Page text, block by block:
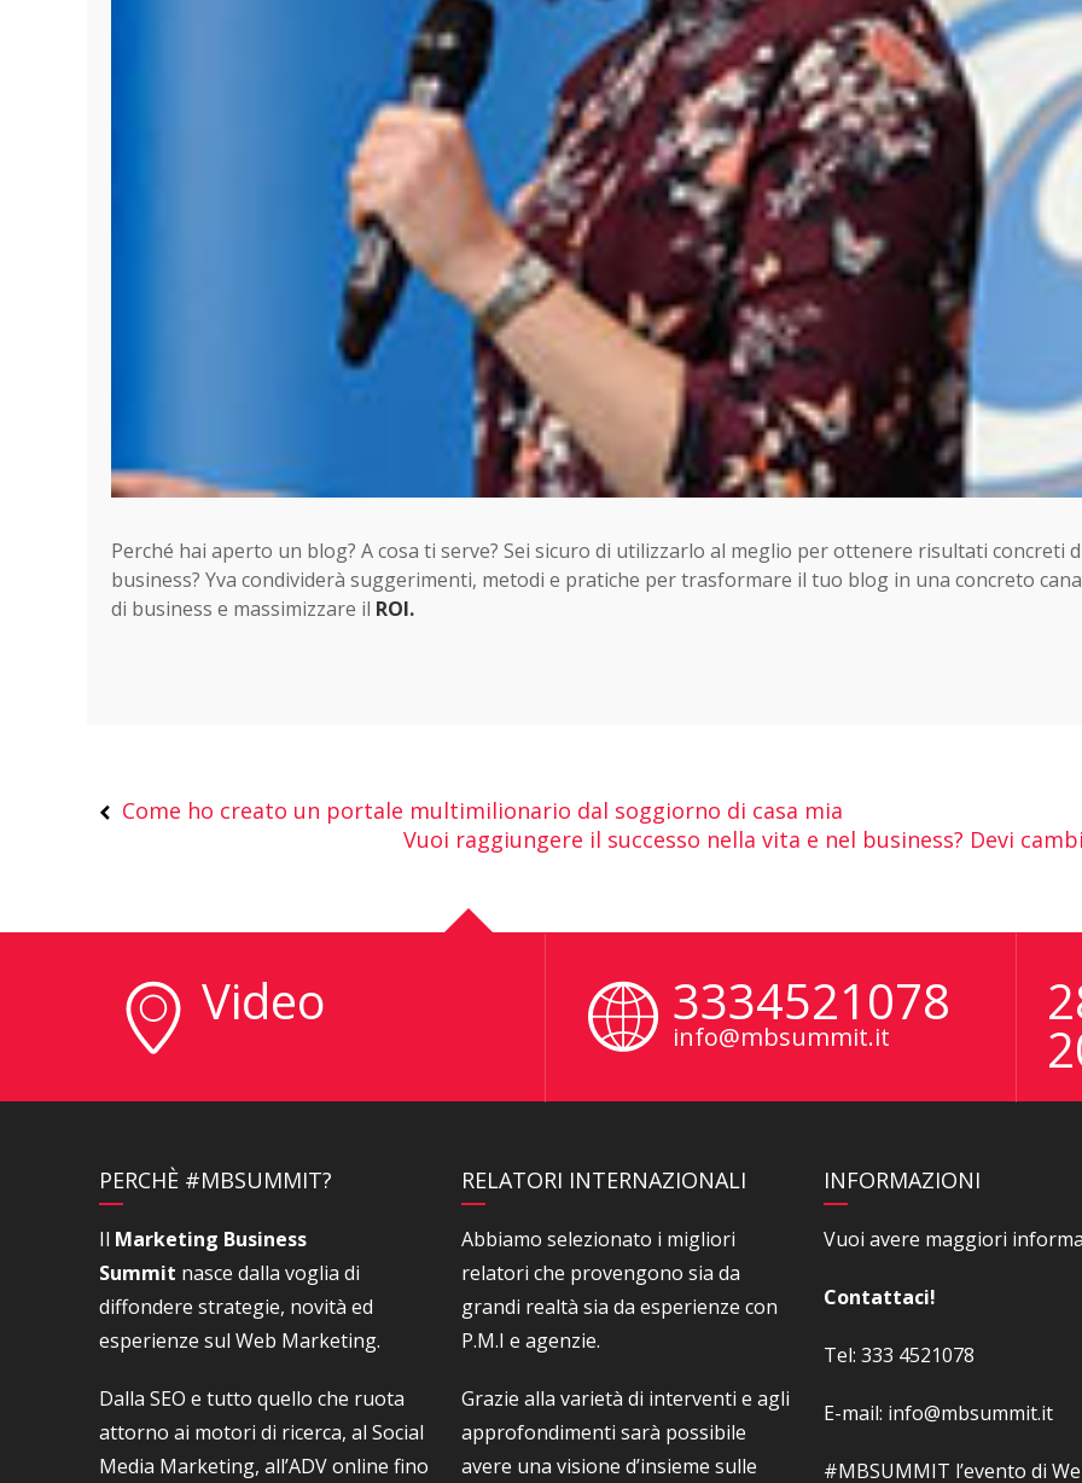
Perché hai aperto un blog? A cosa ti serve? Sei sicuro di utilizzarlo al meglio per ottenere risultati concreti
business? Yva condividerà suggerimenti, metodi e pratiche per trasformare il tuo blog in una concreto
di business e massimizzare il ROI.
Come ho creato un portale multimilionario dal soggiorno di casa mia
Vuoi raggiungere il successo nella vita e nel business? Devi
Video 3334521078
info@mbsummit.it
PERCHÈ #MBSUMMIT?
Il Marketing Business
Summit nasce dalla voglia di
diffondere strategie, novità ed
esperienze sul Web Marketing.
Dalla SEO e tutto quello che ruota
attorno ai motori di ricerca, al Social
Media Marketing, all’ADV online fino
RELATORI INTERNAZIONALI
Abbiamo selezionato i migliori
relatori che provengono sia da
grandi realtà sia da esperienze con
P.M.I e agenzie.
Grazie alla varietà di interventi e agli
approfondimenti sarà possibile
avere una visione d’insieme sulle
INFORMAZIONI
Vuoi avere maggiori
Contattaci!
Tel: 333 4521078
E-mail: info@mbsummit.it
#MBSUMMIT l’evento di